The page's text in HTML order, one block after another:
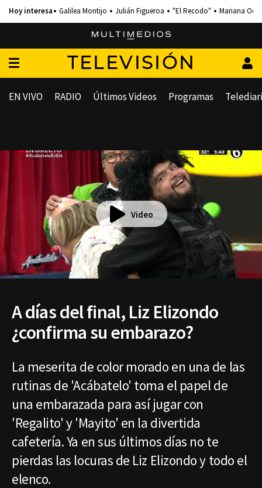
Galilea Montijo Julián Figueroa "El Recodo" Mariana
TELEVISIÓN
EN VIVO RADIO Últimos Videos Programas
Video
A días del final, Liz Elizondo
¿confirma su embarazo?
La meserita de color morado en una de las
rutinas de 'Acábatelo' toma el papel de
una embarazada para así jugar con
'Regalito' y 'Mayito' en la divertida
cafetería. Ya en sus últimos días no te
pierdas las locuras de Liz Elizondo y todo el
elenco.